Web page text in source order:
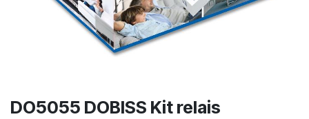
DO5055 DOBISS Kit relais